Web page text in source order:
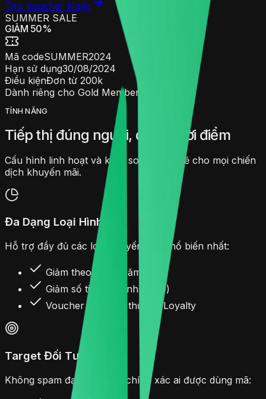
Tạo Voucher Ngay
SUMMER SALE
GIẢM 50%
Mã codeSUMMER2024
Hạn sử dụng30/08/2024
Điều kiệnĐơn từ 200k
Dành riêng cho Gold Member
TÍNH NĂNG
Tiếp thị đúng người, đúng thời điểm
Cấu hình linh hoạt và kiểm soát chặt chẽ cho mọi chiến
dịch khuyến mãi.
Đa Dạng Loại Hình
Hỗ trợ đầy đủ các loại khuyến mãi phổ biến nhất:
Giảm theo phần trăm (%)
Giảm số tiền cố định (VNĐ)
Voucher đổi điểm thưởng Loyalty
Target Đối Tượng Sâu
Không spam đại trà. Chọn chính xác ai được dùng mã: